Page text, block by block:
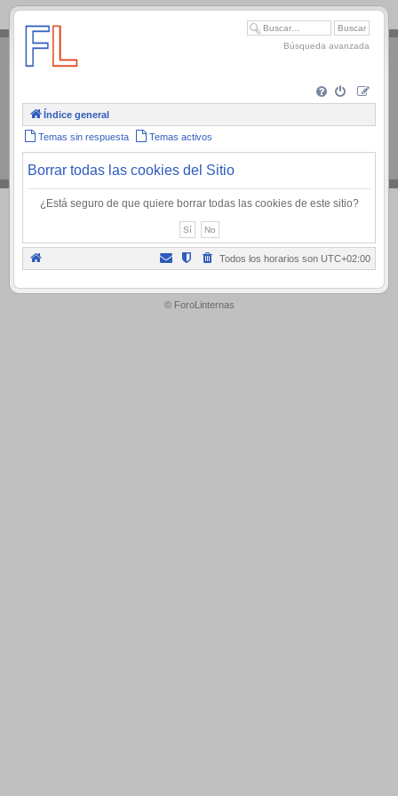
.
Búsqueda avanzada
Índice general
Temas sin respuesta Temas activos
Borrar todas las cookies del Sitio
¿Está seguro de que quiere borrar todas las cookies de este sitio?
Todos los horarios son UTC+02:00
.
© ForoLinternas